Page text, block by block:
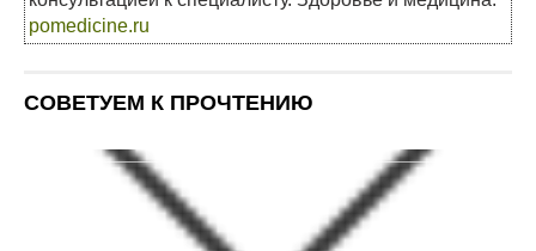
pomedicine.ru
СОВЕТУЕМ К ПРОЧТЕНИЮ